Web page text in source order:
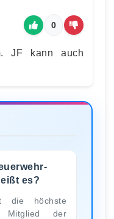
0
JF kann auch
es?
die höchste
Mitglied der